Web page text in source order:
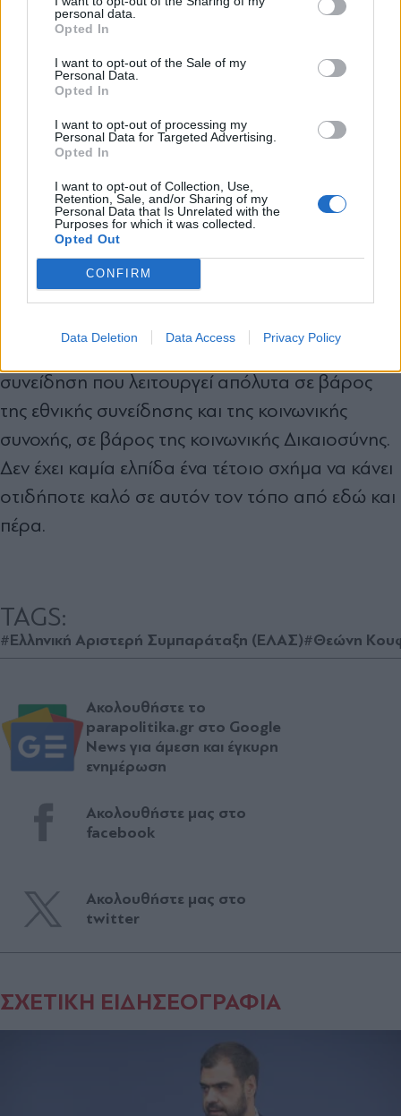
personal data.
Opted In
I want to opt-out of the Sale of my
Personal Data.
Opted In
I want to opt-out of processing my
Personal Data for Targeted Advertising.
Opted In
I want to opt-out of Collection, Use,
Retention, Sale, and/or Sharing of my
Personal Data that Is Unrelated with the
Purposes for which it was collected.
Opted Out
CONFIRM
Data Deletion Data Access Privacy Policy
τα δικαιώματά μου, θα απευθυνθώ στις
συγκεκριμένου και να προχωρήσω σε όλες τις
προβλεπόμενες νομικές ενέργειες.
Κληθείσα να σχολιάσει τον επικείμενο ανασχηματισμό
Θ.ΚΟΥΦΟΝΙΚΟΛΑΚΟΥ: Δεν υπάρχει καμία
ελπίδα γι' αυτή την κυβέρνηση, είναι τόσο βαθιά
η διαφθορά, είναι τόσο πολύ έντονη η αίσθηση
αυτής της νοοτροπίας που εξέφρασε κι ο κ.
Λαζαρίδης «γιατί είμαι ωραίος», είναι τόσο
έντονο το στοιχείο της κομματικής συνείδησης
συνείδηση που λειτουργεί απόλυτα σε βάρος
της εθνικής συνείδησης και της κοινωνικής
συνοχής, σε βάρος της κοινωνικής Δικαιοσύνης.
Δεν έχει καμία ελπίδα ένα τέτοιο σχήμα να κάνει
οτιδήποτε καλό σε αυτόν τον τόπο από εδώ και
πέρα.
TAGS:
#Ελληνική Αριστερή Συμπαράταξη (ΕΛΑΣ)#Θεώνη
Ακολουθήστε το
parapolitika.gr στο Google
News για άμεση και έγκυρη
ενημέρωση
Ακολουθήστε μας στο
facebook
Ακολουθήστε μας στο
twitter
ΣΧΕΤΙΚΗ ΕΙΔΗΣΕΟΓΡΑΦΙΑ
Αποδέχομαι τους
και την πολιτική απορρήτου
X